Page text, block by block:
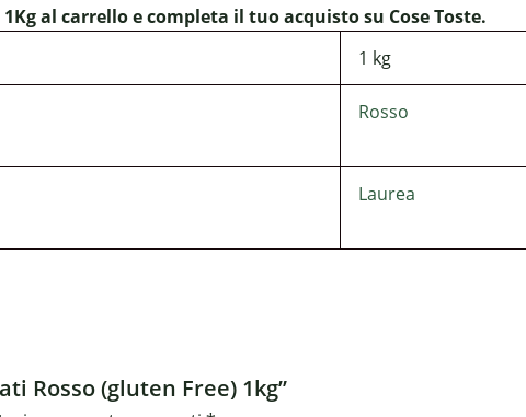
al carrello e completa il tuo acquisto su Cose Toste.
1 kg
Rosso
Laurea
Rosso (gluten Free) 1kg”